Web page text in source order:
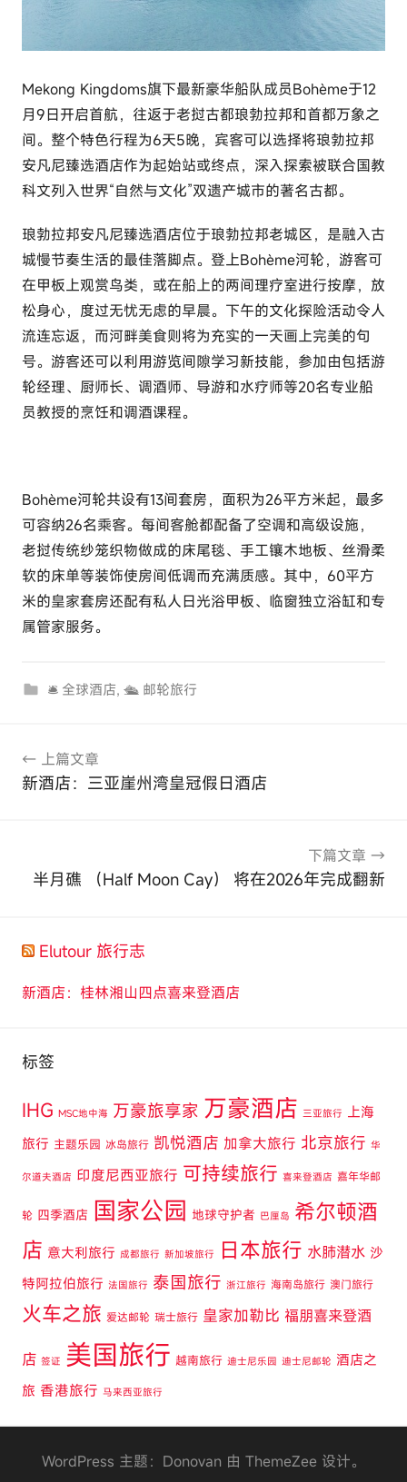
Mekong Kingdoms旗下最新豪华船队成员Bohème于12
月9日开启首航，往返于老挝古都琅勃拉邦和首都万象之
间。整个特色行程为6天5晚，宾客可以选择将琅勃拉邦
安凡尼臻选酒店作为起始站或终点，深入探索被联合国教
科文列入世界“自然与文化”双遗产城市的著名古都。
琅勃拉邦安凡尼臻选酒店位于琅勃拉邦老城区，是融入古
城慢节奏生活的最佳落脚点。登上Bohème河轮，游客可
在甲板上观赏鸟类，或在船上的两间理疗室进行按摩，放
松身心，度过无忧无虑的早晨。下午的文化探险活动令人
流连忘返，而河畔美食则将为充实的一天画上完美的句
号。游客还可以利用游览间隙学习新技能，参加由包括游
轮经理、厨师长、调酒师、导游和水疗师等20名专业船
员教授的烹饪和调酒课程。
Bohème河轮共设有13间套房，面积为26平方米起，最多
可容纳26名乘客。每间客舱都配备了空调和高级设施，
老挝传统纱笼织物做成的床尾毯、手工镶木地板、丝滑柔
软的床单等装饰使房间低调而充满质感。其中，60平方
米的皇家套房还配有私人日光浴甲板、临窗独立浴缸和专
属管家服务。
🛎 全球酒店, 🛳 邮轮旅行
上篇文章
新酒店：三亚崖州湾皇冠假日酒店
下篇文章
半月礁 （Half Moon Cay） 将在2026年完成翻新
Elutour 旅行志
新酒店：桂林湘山四点喜来登酒店
标签
IHG MSC地中海 万豪旅享家 万豪酒店 三亚旅行 上海
旅行 主题乐园 冰岛旅行 凯悦酒店 加拿大旅行 北京旅行 华
尔道夫酒店 印度尼西亚旅行 可持续旅行 喜来登酒店 嘉年华邮
轮 四季酒店 国家公园 地球守护者 巴厘岛 希尔顿酒
店 意大利旅行 成都旅行 新加坡旅行 日本旅行 水肺潜水 沙
特阿拉伯旅行 法国旅行 泰国旅行 浙江旅行 海南岛旅行 澳门旅行
火车之旅 爱达邮轮 瑞士旅行 皇家加勒比 福朋喜来登酒
店 签证 美国旅行 越南旅行 迪士尼乐园 迪士尼邮轮 酒店之
旅 香港旅行 马来西亚旅行
WordPress 主题：Donovan 由 ThemeZee 设计。